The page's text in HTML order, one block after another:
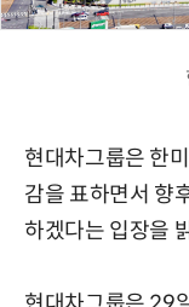
현대차그룹은 한
감을 표하면서 향
하겠다는 입장을